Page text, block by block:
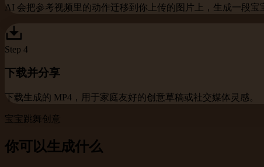
AI 会把参考视频里的动作迁移到你上传的图片上，生成一段宝
Step 4
下载并分享
下载生成的 MP4，用于家庭友好的创意草稿或社交媒体灵感。
宝宝跳舞创意
你可以生成什么